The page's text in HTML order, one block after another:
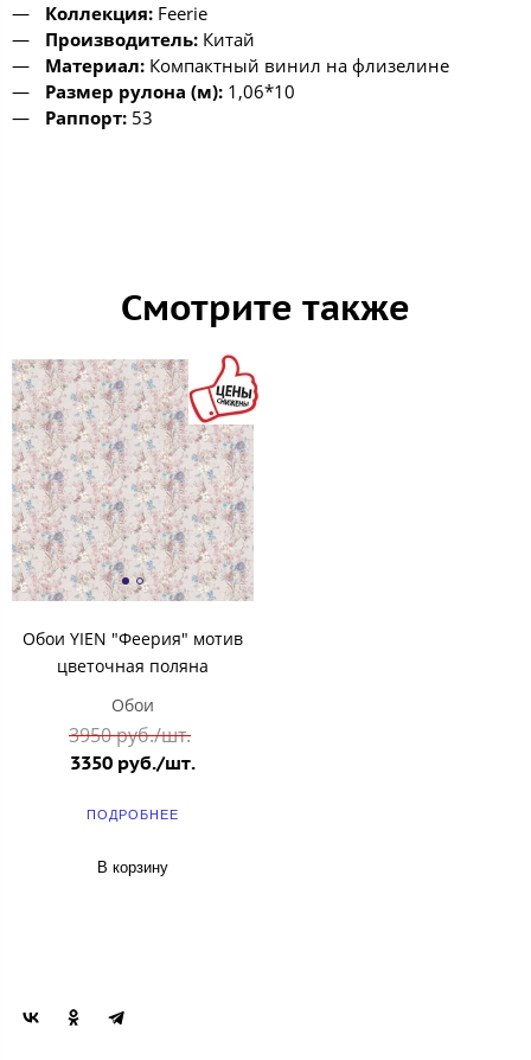
Коллекция:Feerie
Производитель:Китай
Материал:Компактный винил на флизелине
Размер рулона (м):1,06*10
Раппорт:53
Смотрите также
Обои YIEN "Феерия" мотив
цветочная поляна
Обои
3950 руб./шт.
3350 руб./шт.
ПОДРОБНЕЕ
В корзину